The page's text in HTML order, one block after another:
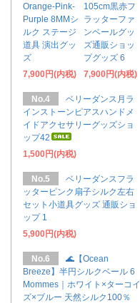
Orange-Pink-
Purple 8MMシ
ルク ステージ
道具 演出グッ
ズ
7,900円(内税)
105cm黒赤フ
ラッターファ
ンベールグッ
ズ通販ショッ
プグッズ 6
7,900円(内税)
No.4
ベリーダンス月ラ
インストーンピアスハンドメ
イドアクセサリーグッズショ
ップ42
1,500円(内税)
No.5
ベリーダンスフラ
ッターピンク扇子シルク左右
セット小道具グッズ 通販ショ
ップ 1
5,900円(内税)
No.6
🌊【Ocean
Breeze】半円シルクベール 6
Mommes｜ホワイト×ターコイ
ズ×ブルー 天然シルク100％